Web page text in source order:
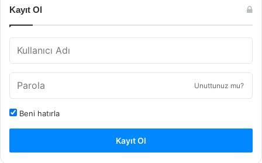
Kayıt Ol
Unuttunuz mu?
Beni hatırla
Kayıt Ol